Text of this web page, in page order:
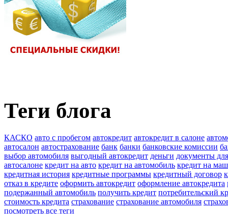
Теги блога
КАСКО авто с пробегом автокредит автокредит в салоне
автосалон автострахование банк банки банковские комиссии
выбор автомобиля выгодный автокредит деньги документы
автосалоне кредит на авто кредит на автомобиль кредит на
кредитная история кредитные программы кредитный договор
отказ в кредите оформить автокредит оформление автокредита
подержанный автомобиль получить кредит потребительский
стоимость кредита страхование страхование автомобиля
посмотреть все теги